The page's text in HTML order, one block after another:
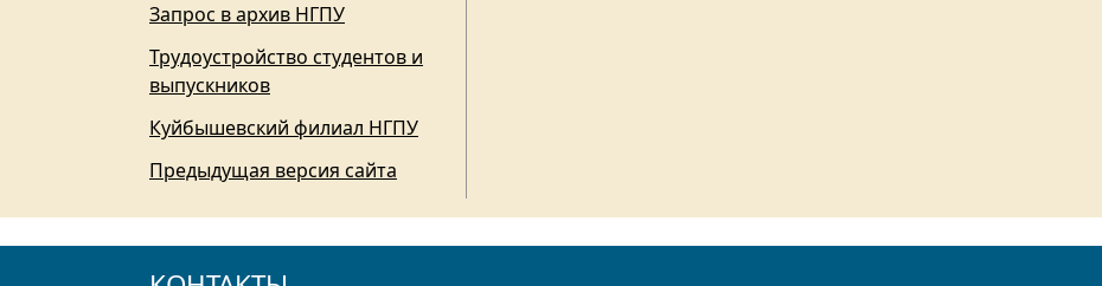
Запрос в архив НГПУ
Трудоустройство студентов и
выпускников
Куйбышевский филиал НГПУ
Предыдущая версия сайта